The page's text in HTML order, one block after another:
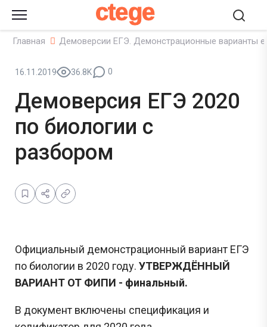
ctege
Главная Демоверсии ЕГЭ. Демонстрационные варианты
16.11.2019 36.8K 0
Демоверсия ЕГЭ 2020
по биологии с
разбором
Официальный демонстрационный вариант ЕГЭ
по биологии в 2020 году. УТВЕРЖДЁННЫЙ
ВАРИАНТ ОТ ФИПИ - финальный.
В документ включены спецификация и